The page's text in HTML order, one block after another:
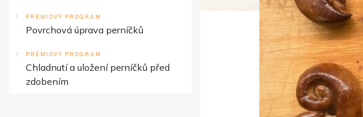
PRÉMIOVÝ PROGRAM
Povrchová úprava perníčků
PRÉMIOVÝ PROGRAM
Chladnutí a uložení perníčků před
zdobením